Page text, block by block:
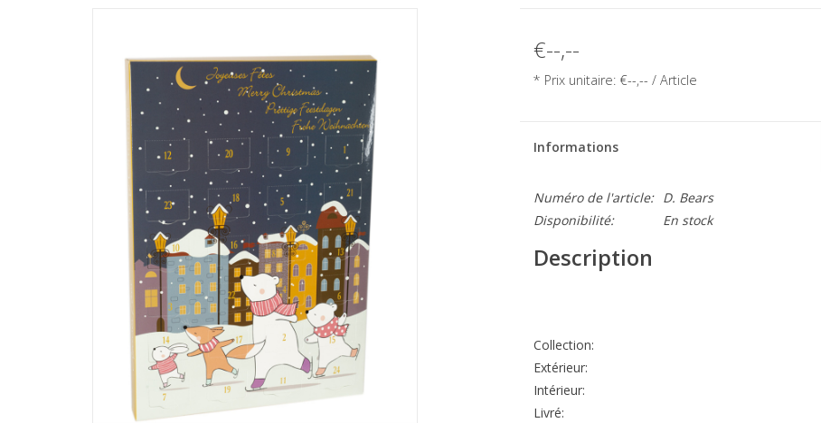
€--,--
* Prix unitaire: €--,-- / Article
Informations
Numéro de l'article:
D. Bears
Disponibilité:
En stock
Description
Collection:
Extérieur:
Intérieur:
Livré: